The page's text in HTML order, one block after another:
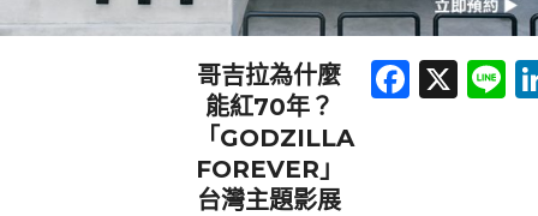
哥吉拉為什麼
能紅70年？
「GODZILLA
FOREVER」
台灣主題影展
X